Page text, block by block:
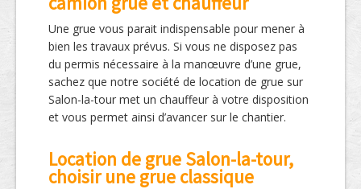
Une grue vous parait indispensable pour mener à
bien les travaux prévus. Si vous ne disposez pas
du permis nécessaire à la manœuvre d’une grue,
sachez que notre société de location de grue sur
Salon-la-tour met un chauffeur à votre disposition
et vous permet ainsi d’avancer sur le chantier.
Location de grue Salon-la-tour,
choisir une grue classique